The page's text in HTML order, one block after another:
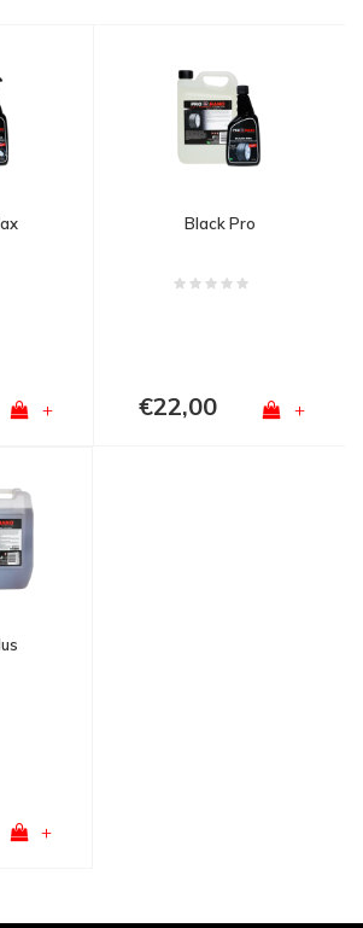
+
Black Pro
€22,00 +
+